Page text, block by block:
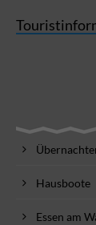
Hausboote
Essen am